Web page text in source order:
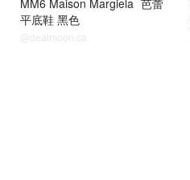
MM6 Maison Margiela 芭蕾
平底鞋 黑色
@dealmoon.ca